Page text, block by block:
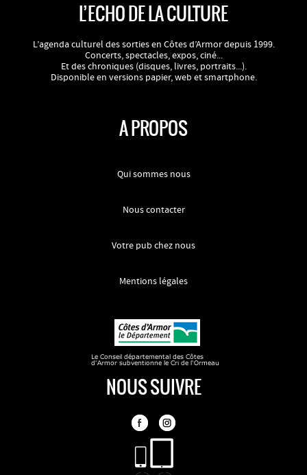
L’ECHO DE LA CULTURE
L’agenda culturel des sorties en Côtes d’Armor depuis 1999.
Concerts, spectacles, expos, ciné...
Et des chroniques (disques, livres, portraits...).
Disponible en versions papier, web et smartphone.
A PROPOS
Qui sommes nous
Nous contacter
Votre pub chez nous
Mentions légales
NOUS SUIVRE